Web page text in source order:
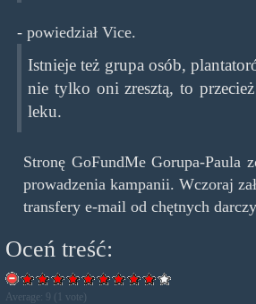
- powiedział Vice.
Istnieje też grupa osób,
nie tylko oni zresztą, to
leku.
Stronę GoFundMe Gorupa-Paula
prowadzenia kampanii. Wczoraj
transfery e-mail od chętnych
Oceń treść:
Average: 9 ( vote)